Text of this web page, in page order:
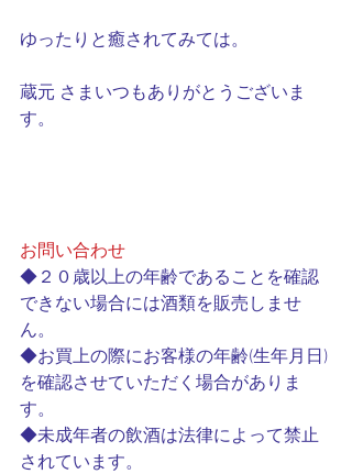
ゆったりと癒されてみては。
蔵元 さまいつもありがとうございま
す。
お問い合わせ
◆２０歳以上の年齢であることを確認
できない場合には酒類を販売しませ
ん。
◆お買上の際にお客様の年齢(生年月日)
を確認させていただく場合がありま
す。
◆未成年者の飲酒は法律によって禁止
されています。